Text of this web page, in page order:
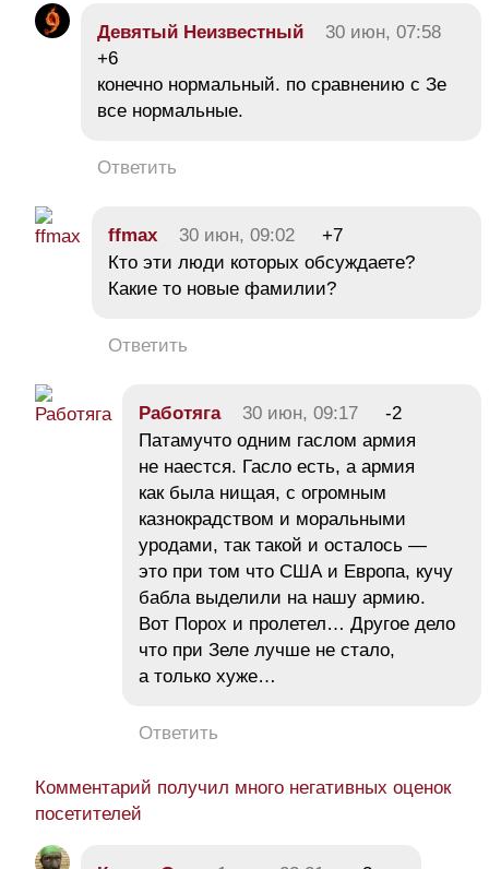
Девятый Неизвестный
30 июн, 07:58
+6
конечно нормальный. по сравнению с Зе
все нормальные.
Ответить
ffmax 30 июн, 09:02
+7
Кто эти люди которых обсуждаете?
Какие то новые фамилии?
Ответить
Работяга 30 июн, 09:17
-2
Патамучто одним гаслом армия
не наестся. Гасло есть, а армия
как была нищая, с огромным
казнокрадством и моральными
уродами, так такой и осталось —
это при том что США и Европа, кучу
бабла выделили на нашу армию.
Вот Порох и пролетел… Другое дело
что при Зеле лучше не стало,
а только хуже…
Ответить
Комментарий получил много негативных оценок
посетителей